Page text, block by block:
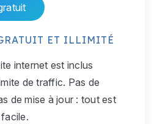
ET ILLIMITÉ
internet est inclus
de traffic. Pas de
de mise à jour : tout est